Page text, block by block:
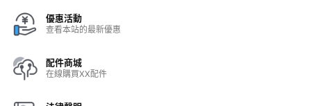
優惠活動
查看本站的最新優惠
配件商城
在線購買XX配件